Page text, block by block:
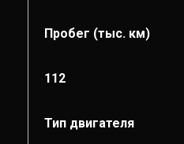
Пробег (тыс. км)
112
Тип двигателя